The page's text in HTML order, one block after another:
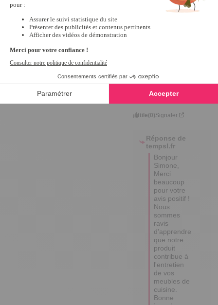
Avis du22/02/2026 , suite à
une expérience du
par
Utile(0)Signaler
Réponse de
tempsl.fr
Bonjour
Simone,
Merci
beaucoup
pour votre
avis positif !
Nous
sommes
ravis
d'apprendre
que notre
produit
contribue à
l'entretien
de vos
meubles de
cuisine.
Bonne